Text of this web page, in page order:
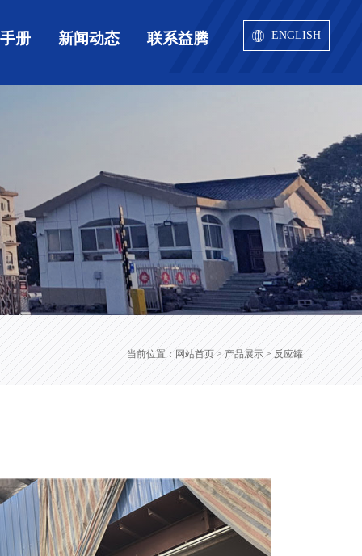
册 新闻动态 联系益腾 ENGLISH
当前位置： 网站首页 > 产品展示 > 反应罐